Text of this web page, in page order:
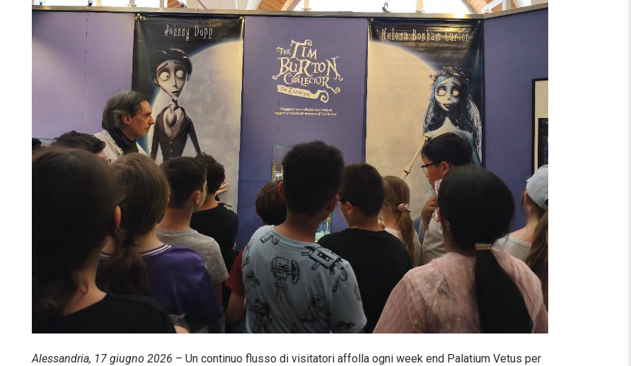
Alessandria, 17 giugno 2026 – Un continuo flusso di visitatori affolla ogni week end Palatium Vetus per